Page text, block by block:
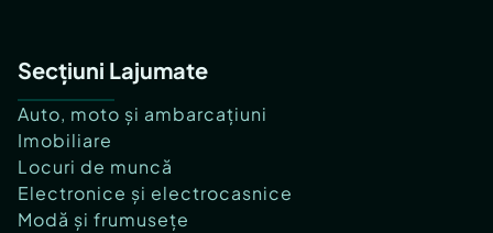
Secțiuni Lajumate
Auto, moto și ambarcațiuni
Imobiliare
Locuri de muncă
Electronice și electrocasnice
Modă și frumusețe